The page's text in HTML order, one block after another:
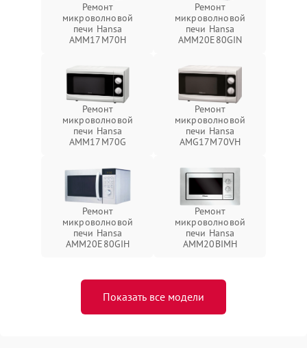
Ремонт
микроволновой
печи Hansa
AMM17M70H
Ремонт
микроволновой
печи Hansa
AMM20E80GIN
Ремонт
микроволновой
печи Hansa
AMM17M70G
Ремонт
микроволновой
печи Hansa
AMG17M70VH
Ремонт
микроволновой
печи Hansa
AMM20E80GIH
Ремонт
микроволновой
печи Hansa
AMM20BIMH
Показать все модели